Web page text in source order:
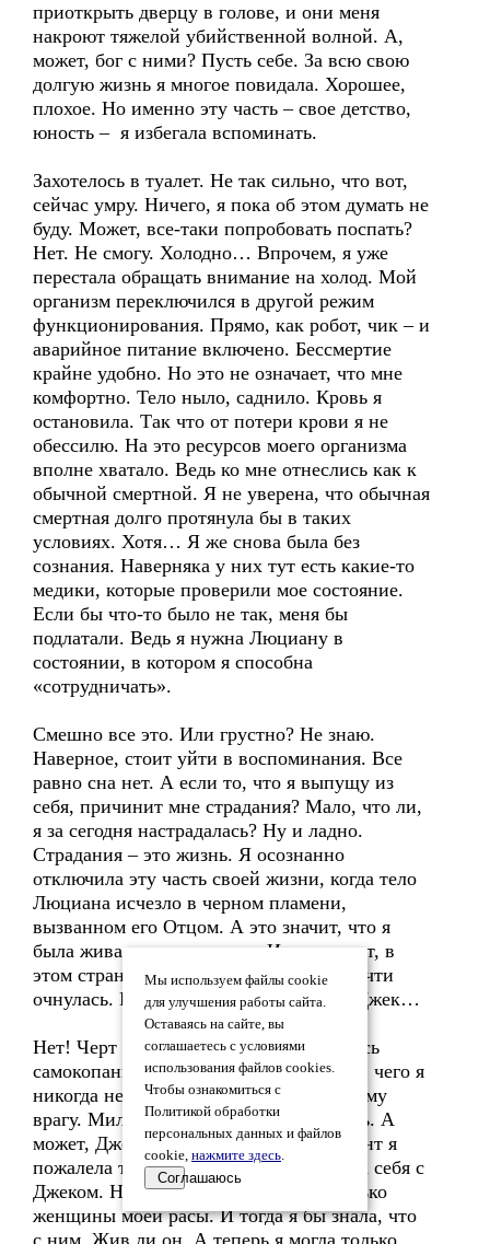
приоткрыть дверцу в голове, и они меня
накроют тяжелой убийственной волной. А,
может, бог с ними? Пусть себе. За всю свою
долгую жизнь я многое повидала. Хорошее,
плохое. Но именно эту часть – свое детство,
юность – я избегала вспоминать.
Захотелось в туалет. Не так сильно, что вот,
сейчас умру. Ничего, я пока об этом думать не
буду. Может, все-таки попробовать поспать?
Нет. Не смогу. Холодно… Впрочем, я уже
перестала обращать внимание на холод. Мой
организм переключился в другой режим
функционирования. Прямо, как робот, чик – и
аварийное питание включено. Бессмертие
крайне удобно. Но это не означает, что мне
комфортно. Тело ныло, саднило. Кровь я
остановила. Так что от потери крови я не
обессилю. На это ресурсов моего организма
вполне хватало. Ведь ко мне отнеслись как к
обычной смертной. Я не уверена, что обычная
смертная долго протянула бы в таких
условиях. Хотя… Я же снова была без
сознания. Наверняка у них тут есть какие-то
медики, которые проверили мое состояние.
Если бы что-то было не так, меня бы
подлатали. Ведь я нужна Люциану в
состоянии, в котором я способна
«сотрудничать».
Смешно все это. Или грустно? Не знаю.
Наверное, стоит уйти в воспоминания. Все
равно сна нет. А если то, что я выпущу из
себя, причинит мне страдания? Мало, что ли,
я за сегодня настрадалась? Ну и ладно.
Страдания – это жизнь. Я осознанно
отключила эту часть своей жизни, когда тело
Люциана исчезло в черном пламени,
вызванном его Отцом. А это значит, что я
была жива лишь частично. И только тут, в
этом странном техногенном мире, я почти
очнулась. И все это благодаря Джеку. Джек…
Нет! Черт возьми! Пока я тут занимаюсь
самокопанием, Джек переживает такое, чего я
никогда не пожелаю и самому страшному
врагу. Милосерднее просто прикончить. А
может, Джека больше нет. В этот момент я
пожалела только об одном: я не связала себя с
Джеком. Не связала так, как могут только
женщины моей расы. И тогда я бы знала, что
с ним. Жив ли он. А теперь я могла только
Мы используем файлы cookie
для улучшения работы сайта.
Оставаясь на сайте, вы
соглашаетесь с условиями
использования файлов cookies.
Чтобы ознакомиться с
Политикой обработки
персональных данных и файлов
cookie, нажмите здесь.
Соглашаюсь